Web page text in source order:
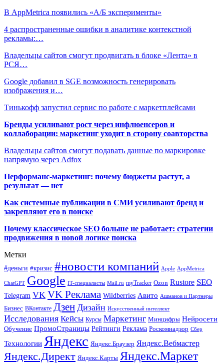
В AppMetrica появились «А/Б эксперименты»
4 распространенные ошибки в аналитике контекстной
рекламы:…
Владельцы сайтов смогут продвигать в блоке «Лента» в
РСЯ…
Google добавил в SGE возможность генерировать
изображения и…
Тинькофф запустил сервис по работе с маркетплейсами
Бренды усиливают рост через инфлюенсеров и
коллаборации: маркетинг уходит в сторону соавторства
Владельцы сайтов смогут подавать данные по маркировке
напрямую через Adfox
Перформанс-маркетинг: почему бюджеты растут, а
результат — нет
Как системные публикации в СМИ усиливают бренд и
закрепляют его в поиске
Почему классическое SEO больше не работает: стратегии
продвижения в новой логике поиска
Метки
#деньги #кризис #новости компаний Apple AppMetrica
ChatGPT Google IT-специалисты Mail.ru myTracker Ozon Rustore SEO
Telegram VK VK Реклама Wildberries Авито Ашманов и Партнеры
Бизнес ВКонтакте Дзен Дизайн Искусственный интеллект
Исследования Кейсы Курсы Маркетинг Минцифры Нейросети
Обучение ПромоСтраницы Рейтинги Реклама Роскомнадзор Сбер
Технологии Яндекс Яндекс.Браузер Яндекс.Вебмастер
Яндекс.Директ Яндекс.Карты Яндекс.Маркет